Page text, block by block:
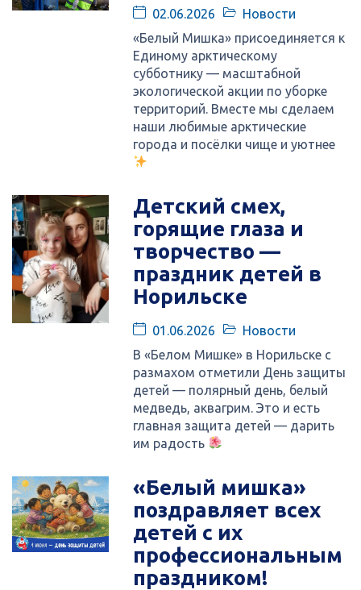
02.06.2026
Новости
«Белый Мишка» присоединяется к
Единому арктическому
субботнику — масштабной
экологической акции по уборке
территорий. Вместе мы сделаем
наши любимые арктические
города и посёлки чище и уютнее
Детский смех,
горящие глаза и
творчество —
праздник детей в
Норильске
01.06.2026
Новости
В «Белом Мишке» в Норильске с
размахом отметили День защиты
детей — полярный день, белый
медведь, аквагрим. Это и есть
главная защита детей — дарить
им радость
«Белый мишка»
поздравляет всех
детей с их
профессиональным
праздником!